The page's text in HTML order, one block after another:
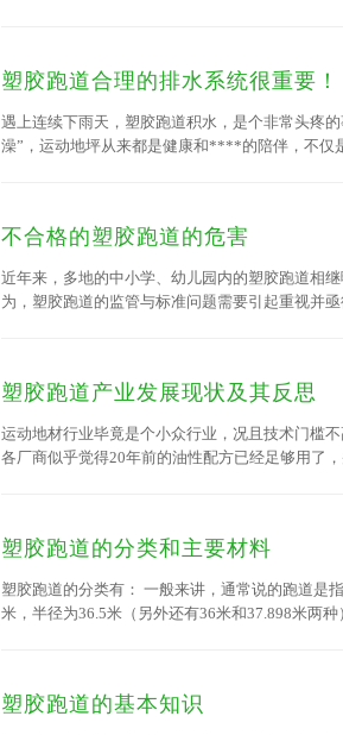
塑胶跑道合理的排水系统很重要！
遇上连续下雨天，塑胶跑道积水，是个非常头疼
澡”，运动地坪从来都是健康和****的陪伴，不仅
不合格的塑胶跑道的危害
近年来，多地的中小学、幼儿园内的塑胶跑道相
为，塑胶跑道的监管与标准问题需要引起重视并
用国家标准《合成材料跑道面层》(GB/
塑胶跑道产业发展现状及其反思
运动地材行业毕竟是个小众行业，况且技术门槛
各厂商似乎觉得20年前的油性配方已经足够用了
塑胶跑道的分类和主要材料
塑胶跑道的分类有： 一般来讲，通常说的跑道
米，半径为36.5米（另外还有36米和37.898米两
塑胶跑道的基本知识